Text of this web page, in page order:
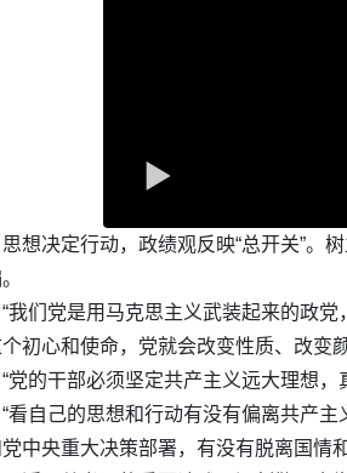
思想决定行动，政绩观反映“总开关”。
“我们党是用马克思主义武装起来的政
初心和使命，党就会改变性质、改变
“党的干部必须坚定共产主义远大理想，
“看自己的思想和行动有没有偏离共产
中央重大决策部署，有没有脱离国情